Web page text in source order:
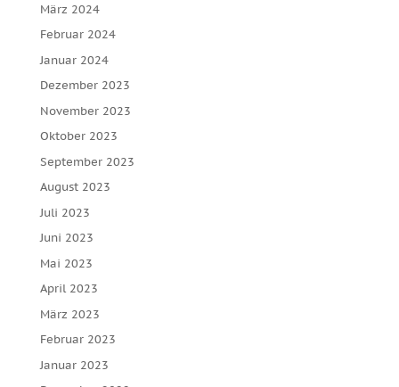
März 2024
Februar 2024
Januar 2024
Dezember 2023
November 2023
Oktober 2023
September 2023
August 2023
Juli 2023
Juni 2023
Mai 2023
April 2023
März 2023
Februar 2023
Januar 2023